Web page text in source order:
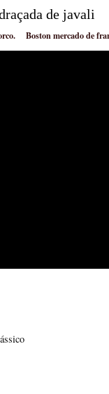
de javali
Boston mercado de